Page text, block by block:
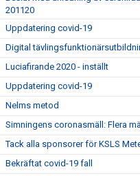
201120
Uppdatering covid-19
Digital
Luciafirande 2020 - inställt
Uppdatering covid-19
Nelms metod
Simningens coronasmäll: Flera
Tack alla sponsorer för KSLS
Bekräftat covid-19 fall